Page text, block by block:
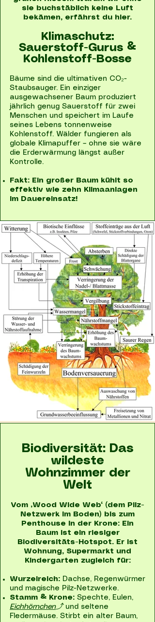
sie buchstäblich keine Luft
bekämen, erfährst du hier.
Klimaschutz:
Sauerstoff-Gurus &
Kohlenstoff-Bosse
Bäume sind die ultimativen CO₂-
Staubsauger. Ein einziger
ausgewachsener Baum produziert
jährlich genug Sauerstoff für zwei
Menschen und speichert im Laufe
seines Lebens tonnenweise
Kohlenstoff. Wälder fungieren als
globale Klimapuffer – ohne sie wäre
die Erderwärmung längst außer
Kontrolle.
Fakt: Ein großer Baum kühlt so
effektiv wie zehn Klimaanlagen
im Dauereinsatz!
Biodiversität: Das
wildeste
Wohnzimmer der
Welt
Vom „Wood Wide Web“ (dem Pilz-
Netzwerk im Boden) bis zum
Penthouse in der Krone: Ein
Baum ist ein riesiger
Biodiversitäts-Hotspot. Er ist
Wohnung, Supermarkt und
Kindergarten zugleich für:
Wurzelreich: Dachse, Regenwürmer
und magische Pilz-Netzwerke.
Stamm & Krone: Spechte, Eulen,
Eichhörnchen⤴und seltene
Fledermäuse. Stirbt ein alter Baum,